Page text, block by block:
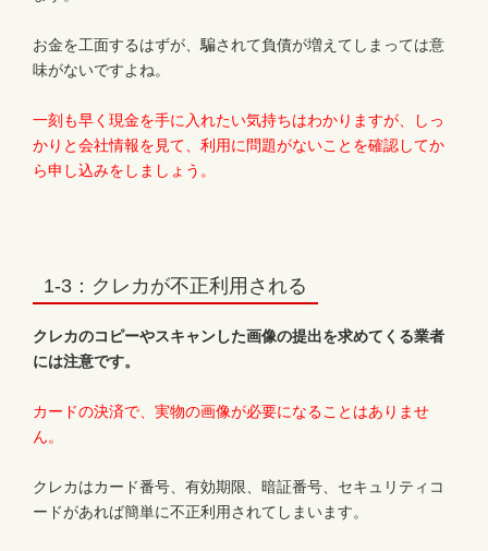
お金を工面するはずが、騙されて負債が増えてしまっては意
味がないですよね。
一刻も早く現金を手に入れたい気持ちはわかりますが、しっ
かりと会社情報を見て、利用に問題がないことを確認してか
ら申し込みをしましょう。
1-3：クレカが不正利用される
クレカのコピーやスキャンした画像の提出を求めてくる業者
には注意です。
カードの決済で、実物の画像が必要になることはありませ
ん。
クレカはカード番号、有効期限、暗証番号、セキュリティコ
ードがあれば簡単に不正利用されてしまいます。